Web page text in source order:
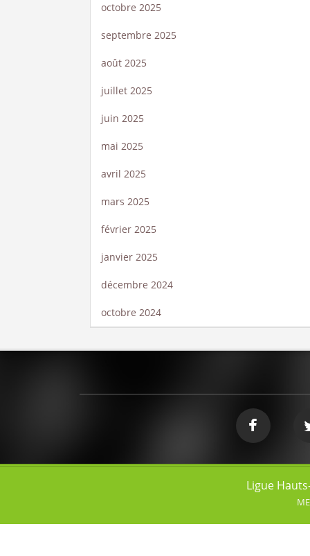
octobre 2025
septembre 2025
août 2025
juillet 2025
juin 2025
mai 2025
avril 2025
mars 2025
février 2025
janvier 2025
décembre 2024
octobre 2024
Ligue